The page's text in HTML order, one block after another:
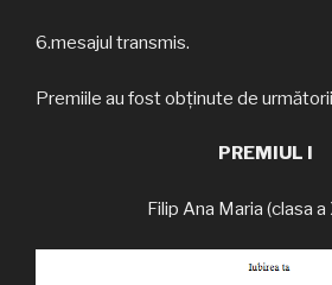
6.mesajul transmis.
Premiile au fost obținute de
PREMIUL I
Filip Ana Maria (clasa a